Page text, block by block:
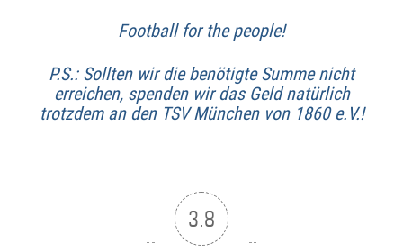
Football for the people!
P.S.: Sollten wir die benötigte Summe nicht
erreichen, spenden wir das Geld natürlich
trotzdem an den TSV München von 1860 e.V.!
3.8